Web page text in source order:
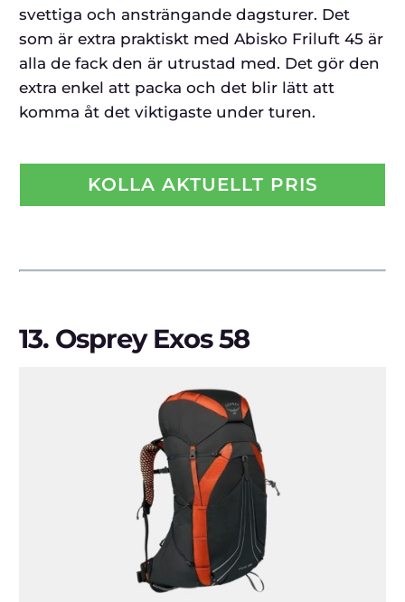
svettiga och ansträngande dagsturer. Det
som är extra praktiskt med Abisko Friluft 45 är
alla de fack den är utrustad med. Det gör den
extra enkel att packa och det blir lätt att
komma åt det viktigaste under turen.
KOLLA AKTUELLT PRIS
13. Osprey Exos 58